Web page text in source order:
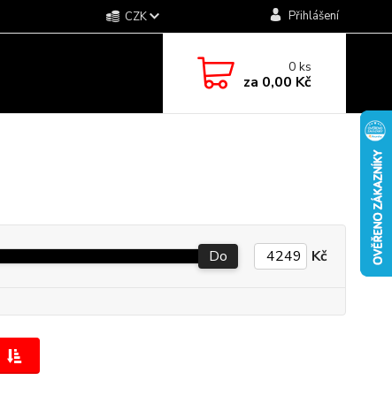
CZK Přihlášení
0ks
za 0,00 Kč
Do Kč